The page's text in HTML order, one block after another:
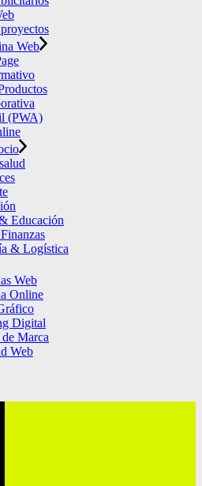
Web
(PWA)
Educación
& Logística
Web
Online
Digital
Marca
Web